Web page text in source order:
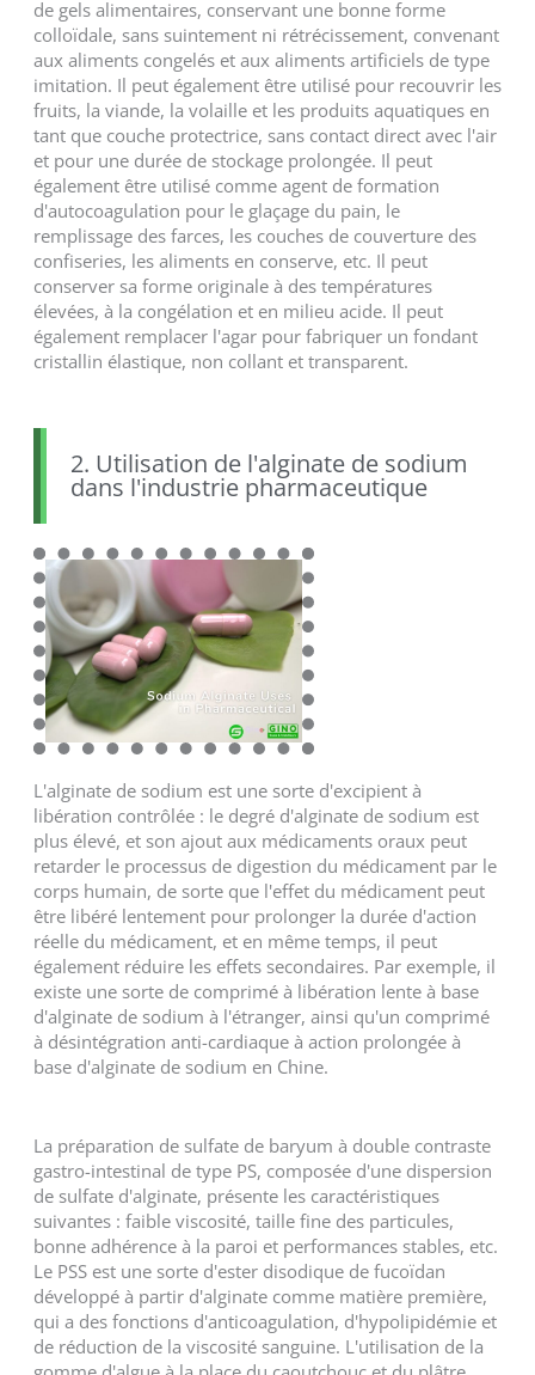
de gels alimentaires, conservant une bonne forme
colloïdale, sans suintement ni rétrécissement, convenant
aux aliments congelés et aux aliments artificiels de type
imitation. Il peut également être utilisé pour recouvrir les
fruits, la viande, la volaille et les produits aquatiques en
tant que couche protectrice, sans contact direct avec l'air
et pour une durée de stockage prolongée. Il peut
également être utilisé comme agent de formation
d'autocoagulation pour le glaçage du pain, le
remplissage des farces, les couches de couverture des
confiseries, les aliments en conserve, etc. Il peut
conserver sa forme originale à des températures
élevées, à la congélation et en milieu acide. Il peut
également remplacer l'agar pour fabriquer un fondant
cristallin élastique, non collant et transparent.
2. Utilisation de l'alginate de sodium
dans l'industrie pharmaceutique
L'alginate de sodium est une sorte d'excipient à
libération contrôlée : le degré d'alginate de sodium est
plus élevé, et son ajout aux médicaments oraux peut
retarder le processus de digestion du médicament par le
corps humain, de sorte que l'effet du médicament peut
être libéré lentement pour prolonger la durée d'action
réelle du médicament, et en même temps, il peut
également réduire les effets secondaires. Par exemple, il
existe une sorte de comprimé à libération lente à base
d'alginate de sodium à l'étranger, ainsi qu'un comprimé
à désintégration anti-cardiaque à action prolongée à
base d'alginate de sodium en Chine.
La préparation de sulfate de baryum à double contraste
gastro-intestinal de type PS, composée d'une dispersion
de sulfate d'alginate, présente les caractéristiques
suivantes : faible viscosité, taille fine des particules,
bonne adhérence à la paroi et performances stables, etc.
Le PSS est une sorte d'ester disodique de fucoïdan
développé à partir d'alginate comme matière première,
qui a des fonctions d'anticoagulation, d'hypolipidémie et
de réduction de la viscosité sanguine. L'utilisation de la